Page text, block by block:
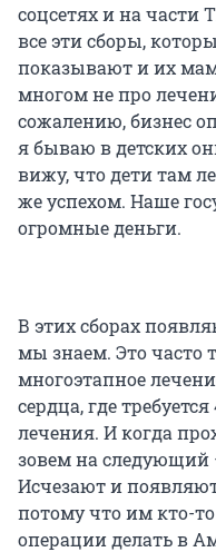
соцсетях и на части
все эти сборы,
показывают и их
многом не про
сожалению, бизнес
я бываю в детских
вижу, что дети там
же успехом. Наше
огромные деньги.
В этих сборах
мы знаем. Это часто
многоэтапное
сердца, где
лечения. И когда
зовем на следующий
Исчезают и
потому что им кто-
операции делать в